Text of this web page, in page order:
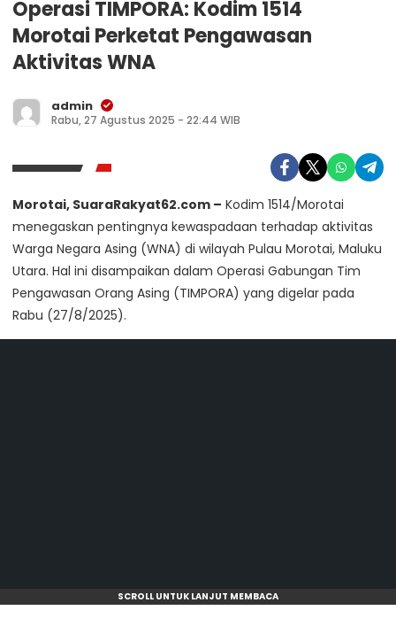
Operasi TIMPORA: Kodim 1514
Morotai Perketat Pengawasan
Aktivitas WNA
admin
Rabu, 27 Agustus 2025 - 22:44 WIB
Morotai, SuaraRakyat62.com – Kodim 1514/Morotai
menegaskan pentingnya kewaspadaan terhadap aktivitas
Warga Negara Asing (WNA) di wilayah Pulau Morotai, Maluku
Utara. Hal ini disampaikan dalam Operasi Gabungan Tim
Pengawasan Orang Asing (TIMPORA) yang digelar pada
Rabu (27/8/2025).
SCROLL UNTUK LANJUT MEMBACA